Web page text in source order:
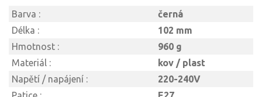
Barva :
černá
Délka :
102 mm
Hmotnost :
960 g
Materiál :
kov / plast
Napětí / napájení :
220-240V